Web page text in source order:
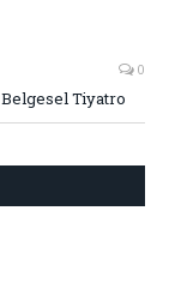
0
Tiyatro